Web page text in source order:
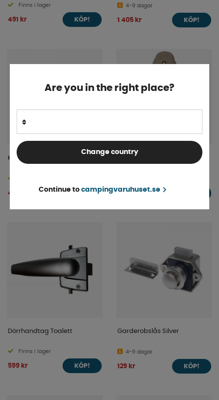
Finns i lager
491 kr KÖP!
4-9 dagar
1 405 kr KÖP!
Kretskort 3010 3kw
4 115 kr KÖP!
Stolsöverdrag Sven 2
4 900 kr
Dörrhandtag Toalett
Finns i lager
599 kr KÖP!
Garderobslås Silver
4-9 dagar
129 kr KÖP!
Are you in the right place?
Change country
Continue to campingvaruhuset.se